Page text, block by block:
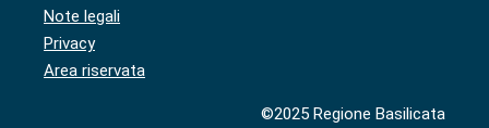
Note legali
Privacy
Area riservata
©2025 Regione Basilicata